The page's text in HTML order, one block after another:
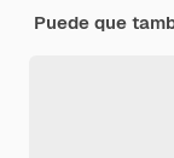
Puede que